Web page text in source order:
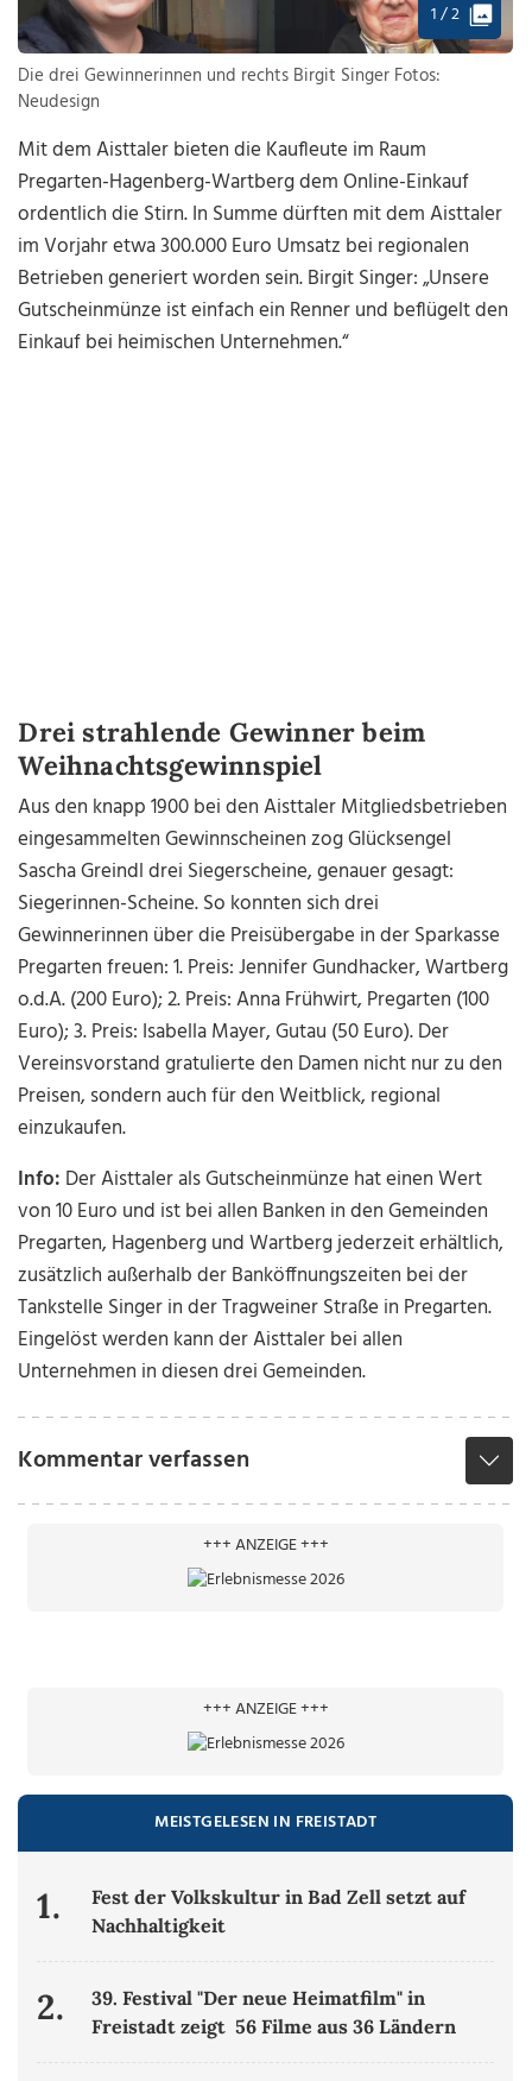
1 / 2
Die drei Gewinnerinnen und rechts Birgit Singer Fotos:
Neudesign
Mit dem Aisttaler bieten die Kaufleute im Raum
Pregarten-Hagenberg-Wartberg dem Online-Einkauf
ordentlich die Stirn. In Summe dürften mit dem Aisttaler
im Vorjahr etwa 300.000 Euro Umsatz bei regionalen
Betrieben generiert worden sein. Birgit Singer: „Unsere
Gutscheinmünze ist einfach ein Renner und beflügelt den
Einkauf bei heimischen Unternehmen.“
Drei strahlende Gewinner beim
Weihnachtsgewinnspiel
Aus den knapp 1900 bei den Aisttaler Mitgliedsbetrieben
eingesammelten Gewinnscheinen zog Glücksengel
Sascha Greindl drei Siegerscheine, genauer gesagt:
Siegerinnen-Scheine. So konnten sich drei
Gewinnerinnen über die Preisübergabe in der Sparkasse
Pregarten freuen: 1. Preis: Jennifer Gundhacker, Wartberg
o.d.A. (200 Euro); 2. Preis: Anna Frühwirt, Pregarten (100
Euro); 3. Preis: Isabella Mayer, Gutau (50 Euro). Der
Vereinsvorstand gratulierte den Damen nicht nur zu den
Preisen, sondern auch für den Weitblick, regional
einzukaufen.
Info: Der Aisttaler als Gutscheinmünze hat einen Wert
von 10 Euro und ist bei allen Banken in den Gemeinden
Pregarten, Hagenberg und Wartberg jederzeit erhältlich,
zusätzlich außerhalb der Banköffnungszeiten bei der
Tankstelle Singer in der Tragweiner Straße in Pregarten.
Eingelöst werden kann der Aisttaler bei allen
Unternehmen in diesen drei Gemeinden.
Kommentar verfassen
+++ ANZEIGE +++
+++ ANZEIGE +++
MEISTGELESEN IN FREISTADT
1.
Fest der Volkskultur in Bad Zell setzt auf
Nachhaltigkeit
2.
39. Festival "Der neue Heimatfilm" in
Freistadt zeigt 56 Filme aus 36 Ländern